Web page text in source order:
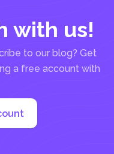
with us!
to our blog? Get
a free account with